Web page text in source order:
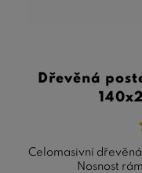
Dřevěná
Celomasivní
Nosnost